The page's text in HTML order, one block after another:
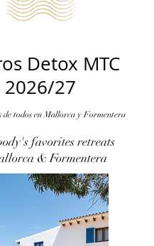
Detox MTC
2026/27
de todos en Mallorca y Formentera
favorites retreats
& Formentera